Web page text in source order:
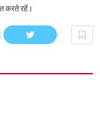
करते रहें।